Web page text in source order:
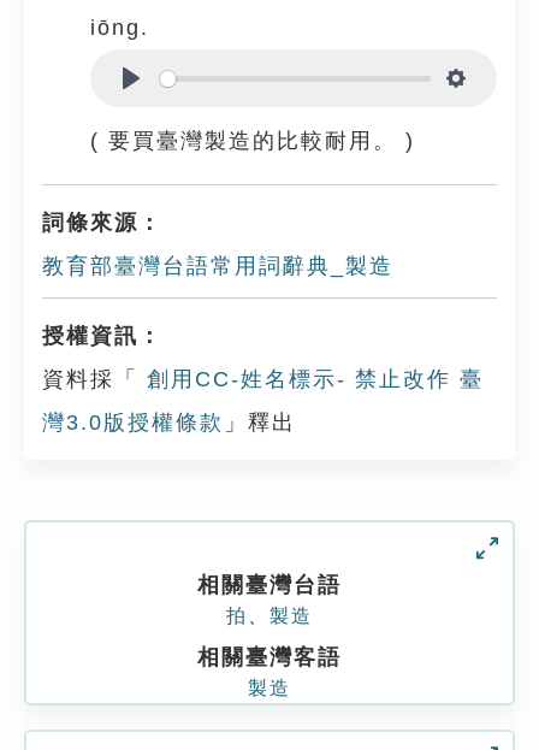
iōng.
( 要買臺灣製造的比較耐用。 )
詞條來源：
教育部臺灣台語常用詞辭典_製造
授權資訊：
資料採「
創用CC-姓名標示- 禁止改作 臺
灣3.0版授權條款 」釋出
相關臺灣台語
拍 製造
相關臺灣客語
製造